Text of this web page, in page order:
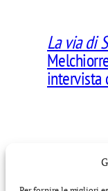
La via di
intervista